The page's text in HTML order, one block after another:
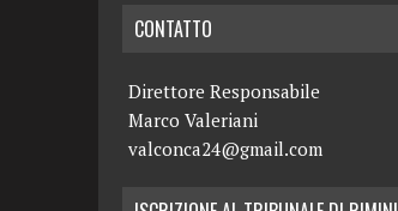
CONTATTO
Direttore Responsabile
Marco Valeriani
valconca24@gmail.com